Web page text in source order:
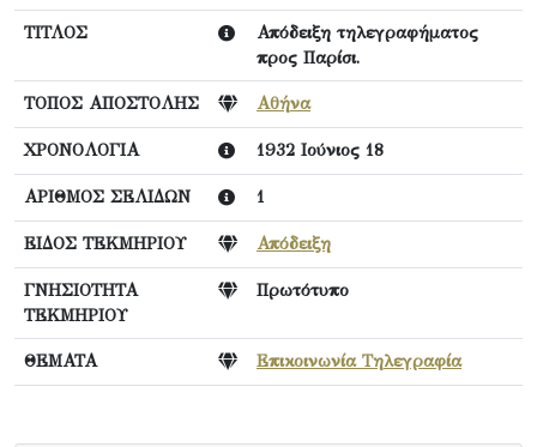
ΤΙΤΛΟΣ
Απόδειξη τηλεγραφήματος
προς Παρίσι.
ΤΟΠΟΣ ΑΠΟΣΤΟΛΗΣ Αθήνα
ΧΡΟΝΟΛΟΓΙΑ 1932 Ιούνιος 18
ΑΡΙΘΜΟΣ ΣΕΛΙΔΩΝ 1
ΕΙΔΟΣ ΤΕΚΜΗΡΙΟΥ Απόδειξη
ΓΝΗΣΙΟΤΗΤΑ
ΤΕΚΜΗΡΙΟΥ
Πρωτότυπο
ΘΕΜΑΤΑ Επικοινωνία Τηλεγραφία